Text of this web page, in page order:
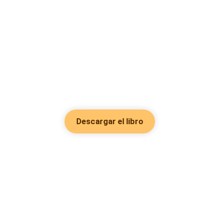
Descargar el libro